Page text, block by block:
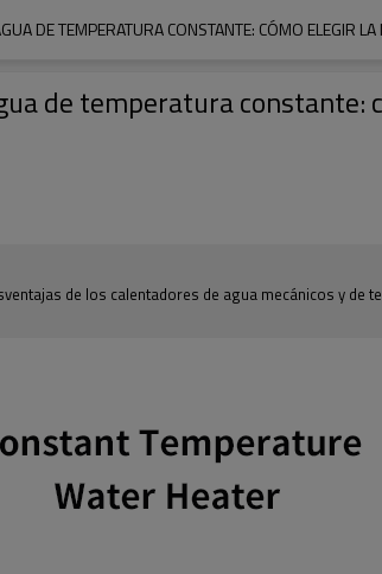
DE TEMPERATURA CONSTANTE: CÓMO ELEGIR
de temperatura
de los calentadores de agua mecánicos y